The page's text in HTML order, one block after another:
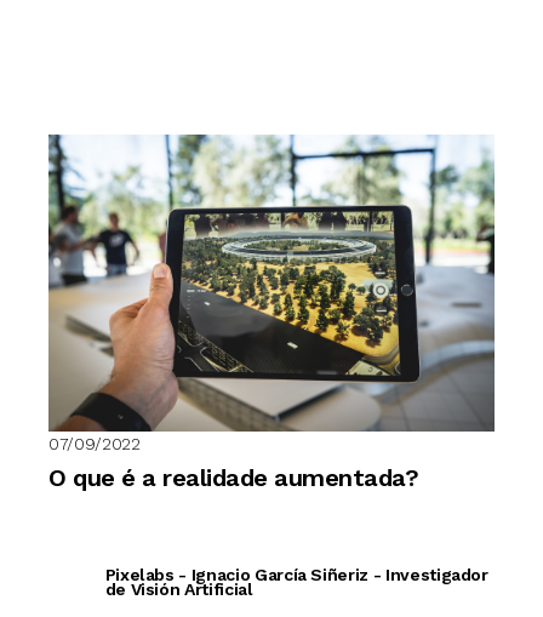
07/09/2022
O que é a realidade aumentada?
Pixelabs - Ignacio García Siñeriz - Investigador
de Visión Artificial